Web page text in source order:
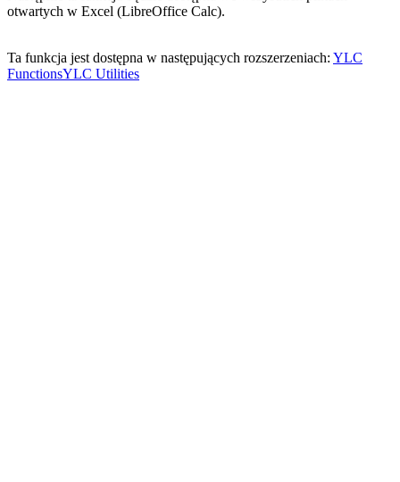
otwartych w Excel (LibreOffice Calc).
Ta funkcja jest dostępna w następujących rozszerzeniach: YLC
FunctionsYLC Utilities